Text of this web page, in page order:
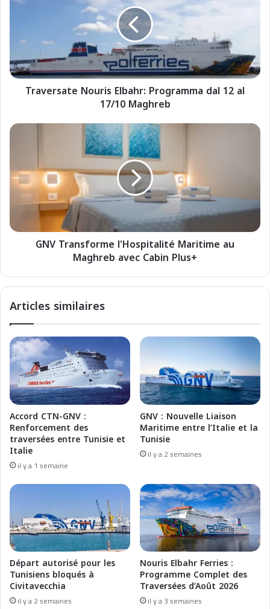
a
t
u
E
l
h
r
g
a
m
m
d
a
1
2
a
l
1
7
/
0
M
a
g
h
r
e
Traversate Nouris Elbahr: Programma dal 12 al
17/10 Maghreb
G
T
f
e
'
H
s
p
t
a
i
t
é
M
a
r
i
m
e
a
u
M
a
GNV Transforme l'Hospitalité Maritime au
Maghreb avec Cabin Plus+
Articles similaires
Accord CTN-GNV :
Renforcement des
traversées entre Tunisie et
Italie
il y a 1 semaine
GNV : Nouvelle Liaison
Maritime entre l’Italie et la
Tunisie
il y a 2 semaines
Départ autorisé pour les
Tunisiens bloqués à
Civitavecchia
il y a 2 semaines
Nouris Elbahr Ferries :
Programme Complet des
Traversées d’Août 2026
il y a 3 semaines